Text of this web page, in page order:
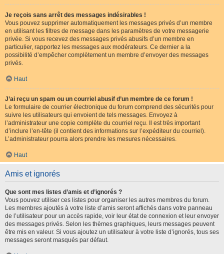
Je reçois sans arrêt des messages indésirables !
Vous pouvez supprimer automatiquement les messages privés d’un membre
en utilisant les filtres de message dans les paramètres de votre messagerie
privée. Si vous recevez des messages privés abusifs d’un membre en
particulier, rapportez les messages aux modérateurs. Ce dernier a la
possibilité d’empêcher complètement un membre d’envoyer des messages
privés.
Haut
J’ai reçu un spam ou un courriel abusif d’un membre de ce forum !
Le formulaire de courrier électronique du forum comprend des sécurités pour
suivre les utilisateurs qui envoient de tels messages. Envoyez à
l’administrateur une copie complète du courriel reçu. Il est très important
d’inclure l’en-tête (il contient des informations sur l’expéditeur du courriel).
L’administrateur pourra alors prendre les mesures nécessaires.
Haut
Amis et ignorés
Que sont mes listes d’amis et d’ignorés ?
Vous pouvez utiliser ces listes pour organiser les autres membres du forum.
Les membres ajoutés à votre liste d’amis seront affichés dans votre panneau
de l’utilisateur pour un accès rapide, voir leur état de connexion et leur envoyer
des messages privés. Selon les thèmes graphiques, leurs messages peuvent
être mis en valeur. Si vous ajoutez un utilisateur à votre liste d’ignorés, tous ses
messages seront masqués par défaut.